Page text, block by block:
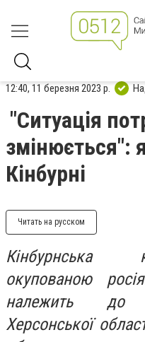
12:40, 11 березня 2023 р.
"Ситуація
змінюється":
Кінбурні
Читать на русском
Кінбурнська
окупованою
належить до
Херсонської